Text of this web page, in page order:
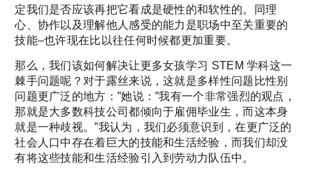
定我们是否应该再把它看成是硬性的和软性的。同理
心、协作以及理解他人感受的能力是职场中至关重要的
技能–也许现在比以往任何时候都更加重要。
那么，我们该如何解决让更多女孩学习 STEM 学科这一
棘手问题呢？对于露丝来说，这就是多样性问题比性别
问题更广泛的地方：”她说：”我有一个非常强烈的观点，
那就是大多数科技公司都倾向于雇佣毕业生，而这本身
就是一种歧视。”我认为，我们必须意识到，在更广泛的
社会人口中存在着巨大的技能和生活经验，而我们却没
有将这些技能和生活经验引入到劳动力队伍中。